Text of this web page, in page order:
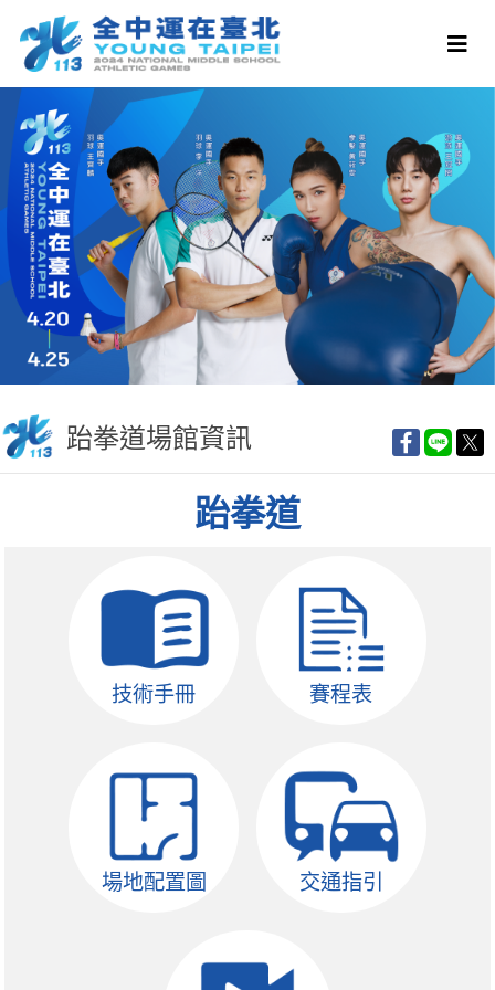
跆拳道場館資訊
跆拳道
技術手冊 賽程表
場地配置圖 交通指引